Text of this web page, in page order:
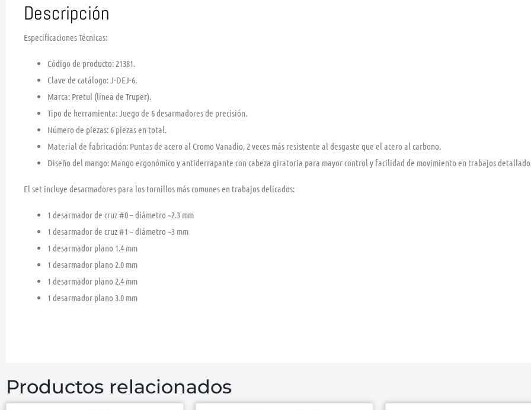
Descripción
Especificaciones Técnicas:
Código de producto: 21381.
Clave de catálogo:J-DEJ-6.
Marca: Pretul (línea de Truper).
Tipo de herramienta:Juego de 6 desarmadores de precisión.
Número de piezas: 6 piezas en total.
Material de fabricación: Puntas de acero al Cromo Vanadio, 2 veces más resistente al desgaste que el acero al carbono.
Diseño del mango: Mango ergonómico y antiderrapante con cabeza giratoria para mayor control y facilidad de movimiento en trabajos
El set incluye desarmadores para los tornillos más comunes en trabajos delicados:
1 desarmador de cruz #0– diámetro ~2.3 mm
1 desarmador de cruz #1 – diámetro ~3 mm
1 desarmador plano 1.4 mm
1 desarmador plano 2.0 mm
1 desarmador plano 2.4 mm
1 desarmador plano 3.0 mm
Productos relacionados